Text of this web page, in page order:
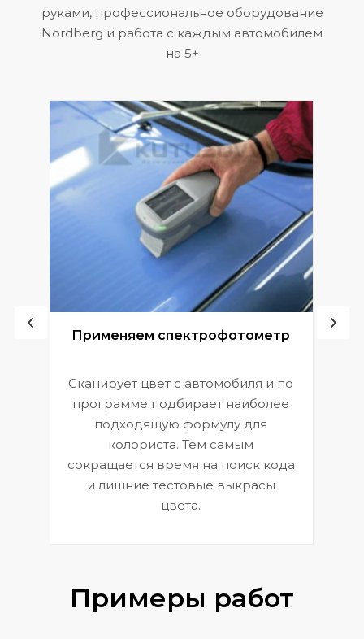
руками, профессиональное оборудование
Nordberg и работа с каждым автомобилем
на 5+
Применяем спектрофотометр
Сканирует цвет с автомобиля и по
программе подбирает наиболее
подходящую формулу для
колориста. Тем самым
сокращается время на поиск кода
и лишние тестовые выкрасы
цвета.
Примеры работ